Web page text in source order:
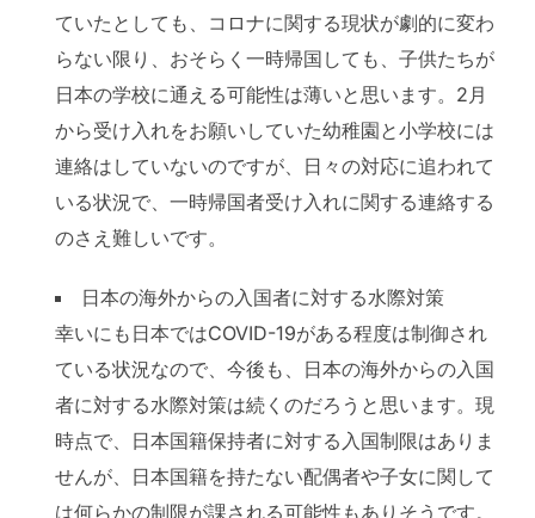
ていたとしても、コロナに関する現状が劇的に変わ
らない限り、おそらく一時帰国しても、子供たちが
日本の学校に通える可能性は薄いと思います。2月
から受け入れをお願いしていた幼稚園と小学校には
連絡はしていないのですが、日々の対応に追われて
いる状況で、一時帰国者受け入れに関する連絡する
のさえ難しいです。
日本の海外からの入国者に対する水際対策
幸いにも日本ではCOVID-19がある程度は制御され
ている状況なので、今後も、日本の海外からの入国
者に対する水際対策は続くのだろうと思います。現
時点で、日本国籍保持者に対する入国制限はありま
せんが、日本国籍を持たない配偶者や子女に関して
は何らかの制限が課される可能性もありそうです。